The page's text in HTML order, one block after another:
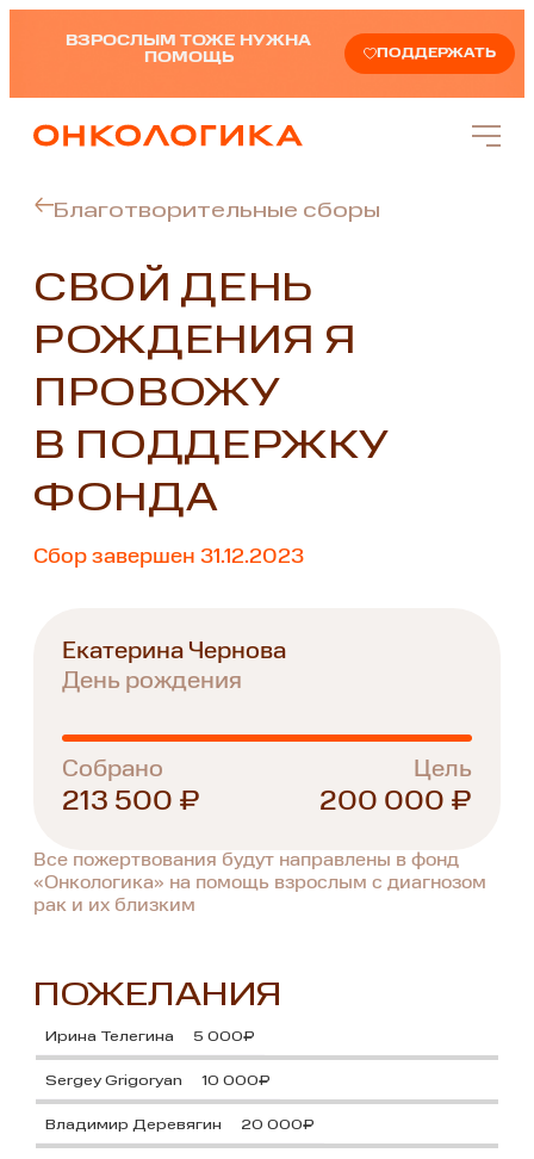
ВЗРОСЛЫМ ТОЖЕ НУЖНА
ПОМОЩЬ
ПОДДЕРЖАТЬ
Благотворительные сборы
СВОЙ ДЕНЬ
РОЖДЕНИЯ Я
ПРОВОЖУ
В ПОДДЕРЖКУ
ФОНДА
Сбор завершен 31.12.2023
Екатерина Чернова
День рождения
Собрано
213 500 ₽
Цель
200 000 ₽
Все пожертвования будут направлены в фонд
«Онкологика» на помощь взрослым с диагнозом
рак и их близким
ПОЖЕЛАНИЯ
Ирина Телегина 5 000₽
Sergey Grigoryan 10 000₽
Владимир Деревягин 20 000₽